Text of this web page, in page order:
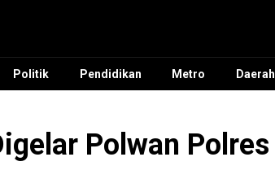
Politik Pendidikan Metro Daerah
Polwan Polres